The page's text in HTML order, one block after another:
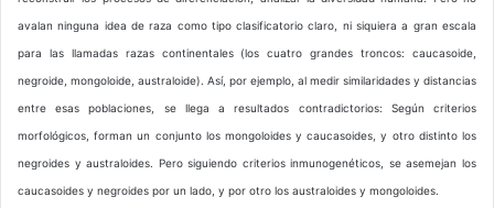
avalan ninguna idea de raza como tipo clasificatorio claro, ni siquiera a gran escala
para las llamadas razas continentales (los cuatro grandes troncos: caucasoide,
negroide, mongoloide, australoide). Así, por ejemplo, al medir similaridades y distancias
entre esas poblaciones, se llega a resultados contradictorios: Según criterios
morfológicos, forman un conjunto los mongoloides y caucasoides, y otro distinto los
negroides y australoides. Pero siguiendo criterios inmunogenéticos, se asemejan los
caucasoides y negroides por un lado, y por otro los australoides y mongoloides.